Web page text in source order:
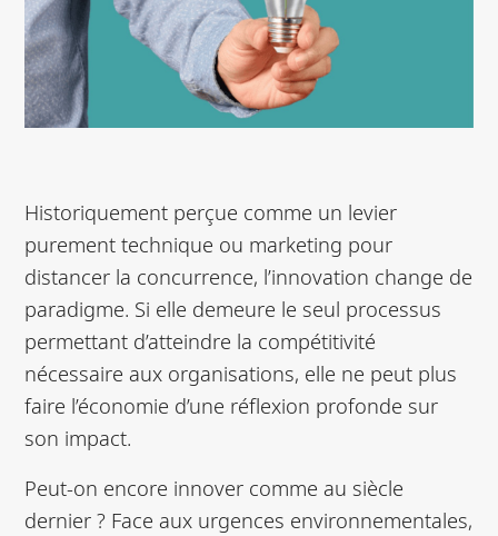
Historiquement perçue comme un levier
purement technique ou marketing pour
distancer la concurrence, l’innovation change de
paradigme. Si elle demeure le seul processus
permettant d’atteindre la compétitivité
nécessaire aux organisations, elle ne peut plus
faire l’économie d’une réflexion profonde sur
son impact.
Peut-on encore innover comme au siècle
dernier ? Face aux urgences environnementales,